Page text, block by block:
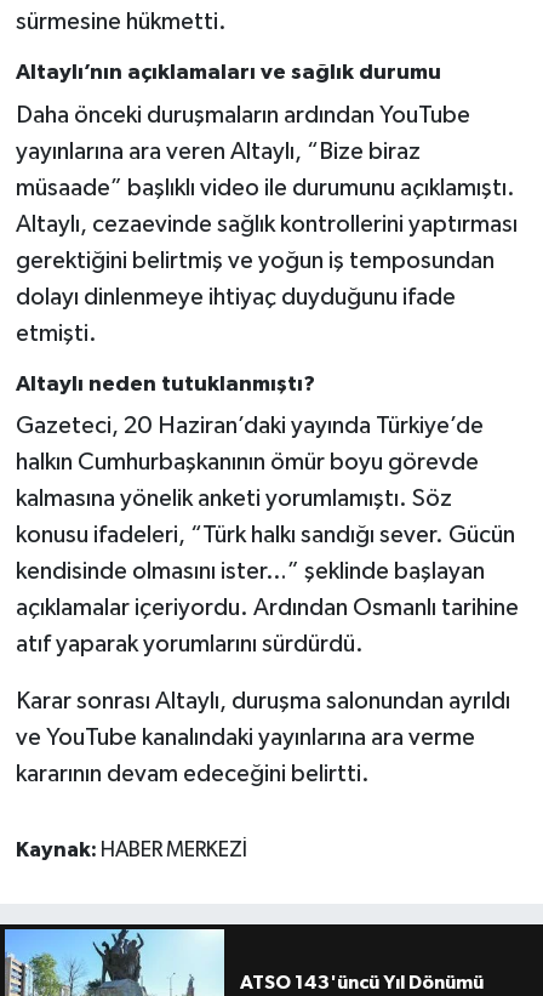
sürmesine hükmetti.
Altaylı’nın açıklamaları ve sağlık durumu
Daha önceki duruşmaların ardından YouTube
yayınlarına ara veren Altaylı, “Bize biraz
müsaade” başlıklı video ile durumunu açıklamıştı.
Altaylı, cezaevinde sağlık kontrollerini yaptırması
gerektiğini belirtmiş ve yoğun iş temposundan
dolayı dinlenmeye ihtiyaç duyduğunu ifade
etmişti.
Altaylı neden tutuklanmıştı?
Gazeteci, 20 Haziran’daki yayında Türkiye’de
halkın Cumhurbaşkanının ömür boyu görevde
kalmasına yönelik anketi yorumlamıştı. Söz
konusu ifadeleri, “Türk halkı sandığı sever. Gücün
kendisinde olmasını ister…” şeklinde başlayan
açıklamalar içeriyordu. Ardından Osmanlı tarihine
atıf yaparak yorumlarını sürdürdü.
Karar sonrası Altaylı, duruşma salonundan ayrıldı
ve YouTube kanalındaki yayınlarına ara verme
kararının devam edeceğini belirtti.
Kaynak: HABER MERKEZİ
ATSO 143'üncü Yıl Dönümü